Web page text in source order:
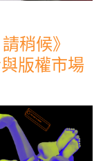
稍候》
版權市場